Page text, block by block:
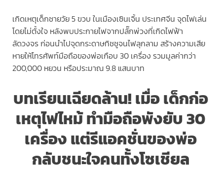
เกิดเหตุเด็กชายวัย 5 ขวบ ในเมืองเซินเจิ้น ประเทศจีน จุดไฟเล่น
โดยไม่ตั้งใจ หลังพบประกายไฟจากปลั๊กพ่วงที่เกิดไฟฟ้า
ลัดวงจร ก่อนนำไปจุดกระดาษทิชชูจนไฟลุกลาม สร้างความเสีย
หายให้โทรศัพท์มือถือของพ่อเกือบ 30 เครื่อง รวมมูลค่ากว่า
200,000 หยวน หรือประมาณ 9.8 แสนบาท
บทเรียนเฉียดล้าน! เมื่อเด็กก่อ
เหตุไฟไหม้ทำมือถือพังยับ 30
เครื่อง แต่รีแอคชั่นของพ่อ
กลับชนะใจคนทั้งโซเชียล